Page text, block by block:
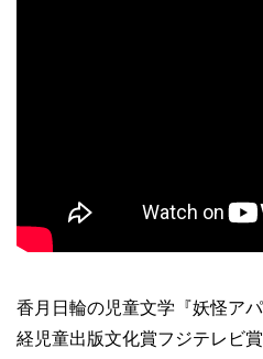
香月日輪の児童文学『妖怪ア
経児童出版文化賞フジテレビ